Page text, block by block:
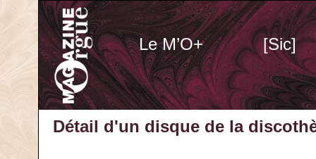
Le M’O+ [Sic]
Détail d'un disque de la